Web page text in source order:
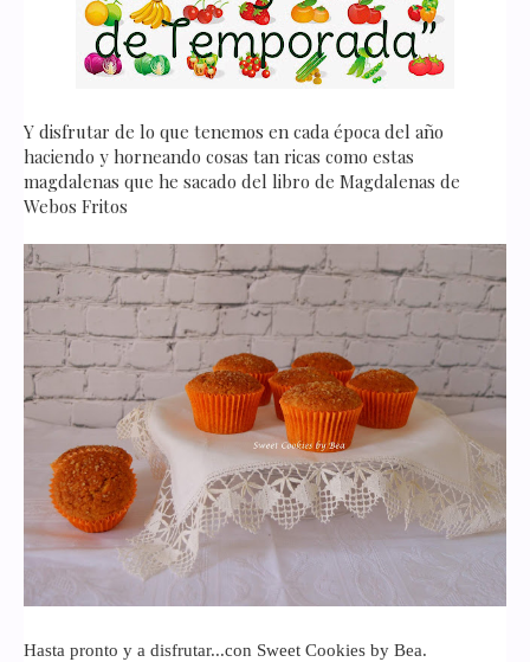
Y disfrutar de lo que tenemos en cada época del año
haciendo y horneando cosas tan ricas como estas
magdalenas que he sacado del libro de Magdalenas de
Webos Fritos
Hasta pronto y a disfrutar...con Sweet Cookies by Bea.